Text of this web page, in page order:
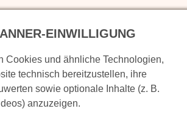
Zur Startseite
finden
Ansatz
EINWILLIGUNG
Cookies und ähnliche Technologien,
technisch bereitzustellen, ihre
sowie optionale Inhalte (z. B.
anzuzeigen.